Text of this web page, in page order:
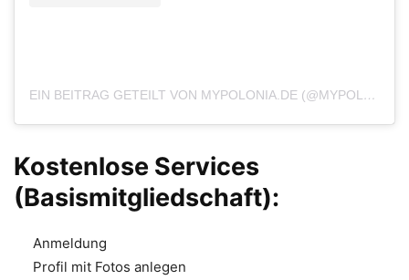
EIN BEITRAG GETEILT VON MYPOLONIA.DE (@MYPOLONIA)
Kostenlose Services
(Basismitgliedschaft):
Anmeldung
Profil mit Fotos anlegen